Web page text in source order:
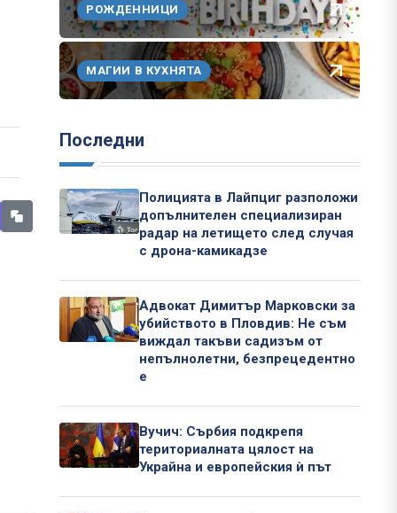
РОЖДЕННИЦИ
МАГИИ В КУХНЯТА
Последни
Полицията в Лайпциг разположи
допълнителен специализиран
радар на летището след случая
с дрона-камикадзе
Адвокат Димитър Марковски за
убийството в Пловдив: Не съм
виждал такъви садизъм от
непълнолетни, безпрецедентно
е
Вучич: Сърбия подкрепя
териториалната цялост на
Украйна и европейския ѝ път